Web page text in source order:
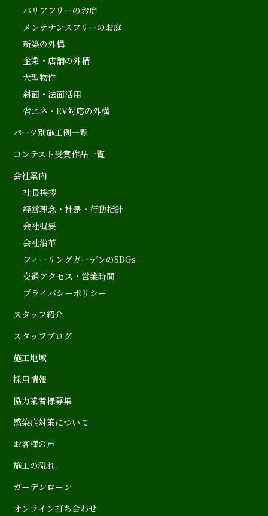
バリアフリーのお庭
メンテナンスフリーのお庭
新築の外構
企業・店舗の外構
大型物件
斜面・法面活用
省エネ・EV対応の外構
パーツ別施工例一覧
コンテスト受賞作品一覧
会社案内
社長挨拶
経営理念・社是・行動指針
会社概要
会社沿革
フィーリングガーデンのSDGs
交通アクセス・営業時間
プライバシーポリシー
スタッフ紹介
スタッフブログ
施工地域
採用情報
協力業者様募集
感染症対策について
お客様の声
施工の流れ
ガーデンローン
オンライン打ち合わせ